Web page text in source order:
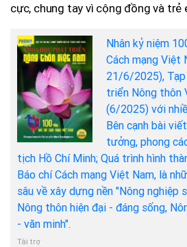
cực, chung tay vì cộng đồng và trẻ
Nhân kỷ niệm
Cách mạng
21/6/2025),
triển Nông thôn
(6/2025) với
Bên cạnh bài
tưởng, phong
tịch Hồ Chí Minh; Quá trình hình
Báo chí Cách mạng Việt Nam, là
sâu về xây dựng nền "Nông nghiệp
Nông thôn hiện đại - đáng sống,
- văn minh".
Tài trợ